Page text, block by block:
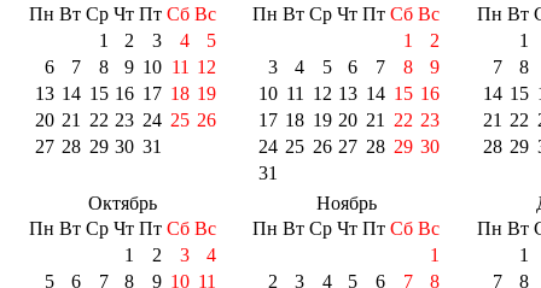
Пн Вт Ср Чт Пт Сб Вс
1
2 3 4
5
6
7 8 9 10 11 12
13 14 15 16 17 18 19
20 21 22 23 24 25 26
27 28 29 30 31
Пн Вт Ср Чт Пт Сб Вс
1
2
3
4 5 6 7 8
9
10 11 12 13 14 15 16
17 18 19 20 21 22 23
24 25 26 27 28 29 30
31
Пн Вт
1
7
8
14 15
21 22
28 29
Октябрь
Пн Вт Ср Чт Пт Сб Вс
1
2 3
4
5
6 7 8 9 10 11
Ноябрь
Пн Вт Ср Чт Пт Сб Вс
1
2
3 4 5 6 7
8
Пн Вт
1
7
8